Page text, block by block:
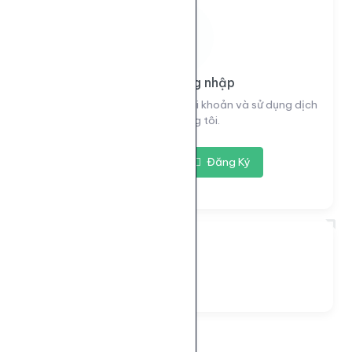
Vui lòng đăng nhập
Đăng nhập để xem thông tin tài khoản và sử dụng dịch
vụ của chúng tôi.
Đăng Ký